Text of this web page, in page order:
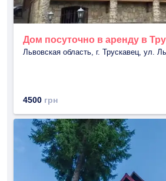
Дом посуточно в аренду в
Львовская область, г. Трускавец, ул.
4500 грн